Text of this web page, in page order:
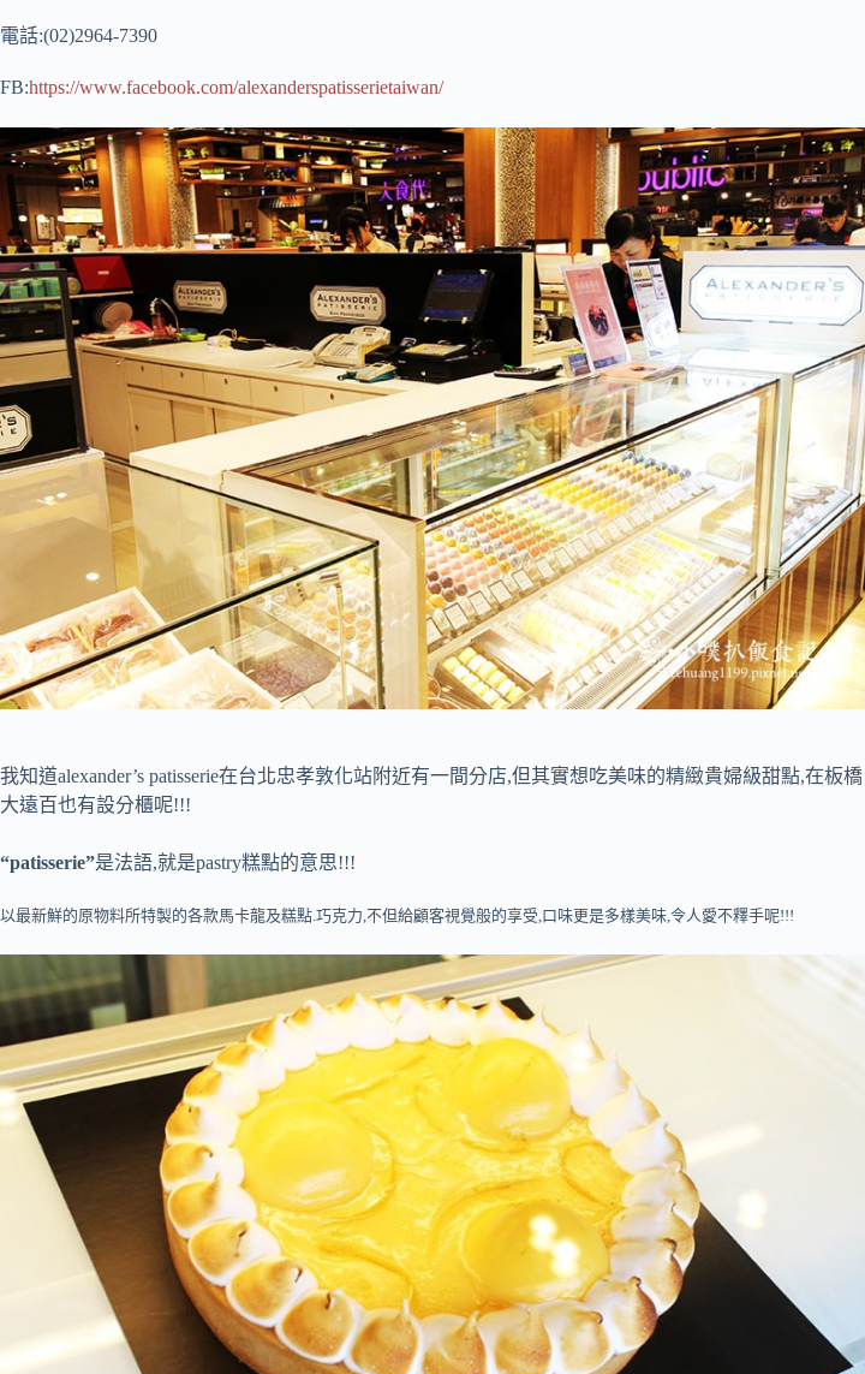
電話:(02)2964-7390
FB:https://www.facebook.com/alexanderspatisserietaiwan/
我知道alexander’s patisserie在台北忠孝敦化站附近有一間分店,但其實想吃美味的精緻貴婦級甜點,在板橋
大遠百也有設分櫃呢!!!
“patisserie”是法語,就是pastry糕點的意思!!!
以最新鮮的原物料所特製的各款馬卡龍及糕點.巧克力,不但給顧客視覺般的享受,口味更是多樣美味,令人愛不釋手呢!!!